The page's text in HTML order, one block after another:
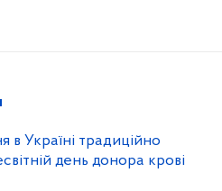
Україні традиційно
день донора крові